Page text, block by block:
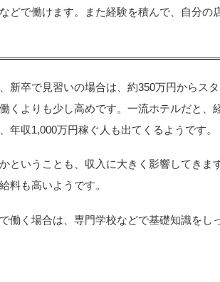
どで働けます。また経験を積んで、自分の
新卒で見習いの場合は、約350万円からス
くよりも少し高めです。一流ホテルだと、
年収1,000万円稼ぐ人も出てくるようです。
ということも、収入に大きく影響してき
料も高いようです。
働く場合は、専門学校などで基礎知識をし